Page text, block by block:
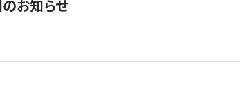
お知らせ